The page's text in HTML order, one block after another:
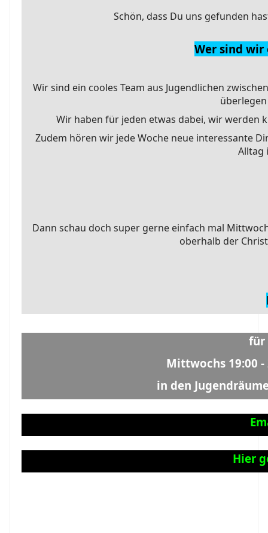
Schön, dass Du uns gefunden
Wer sind wir
Wir sind ein cooles Team aus Jugendlichen
Wir haben für jeden etwas dabei, wir werden
Zudem hören wir jede Woche neue interessante
Alltag
Dann schau doch super gerne einfach mal
oberhalb der
für
Mittwochs 19:00 -
in den
Hier